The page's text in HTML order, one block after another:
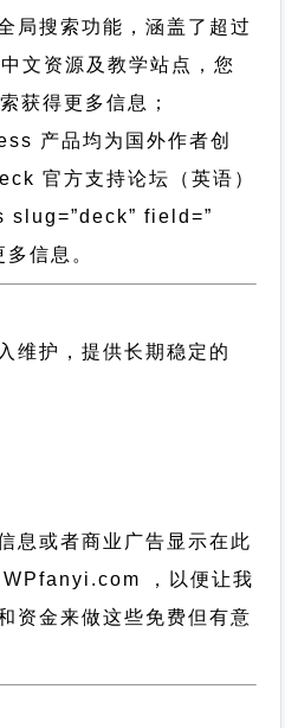
局搜索功能，涵盖了超过
文资源及教学站点，您
获得更多信息；
产品均为国外作者创
官方支持论坛
（英语）
slug=”deck” field=”
信息。
维护，提供长期稳定的
息或者商业广告显示在此
，以便让我
资金来做这些免费但有意